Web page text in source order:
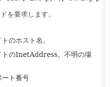
を要求します。
のホスト名。
トのInetAddress。不明の場
ート番号